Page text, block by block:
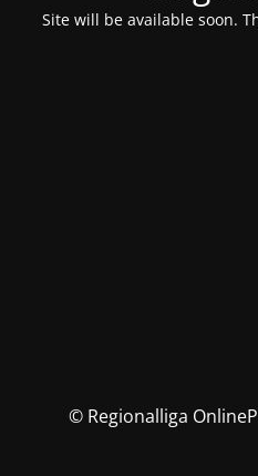
Site will be available soon.
© Regionalliga